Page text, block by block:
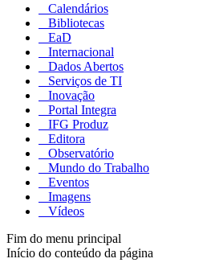
Calendários
Bibliotecas
EaD
Internacional
Dados Abertos
Serviços de TI
Inovação
Portal Integra
IFG Produz
Editora
Observatório
Mundo do Trabalho
Eventos
Imagens
Vídeos
Fim do menu principal
Início do conteúdo da página